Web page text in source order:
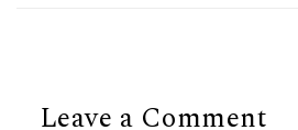
Leave a Comment